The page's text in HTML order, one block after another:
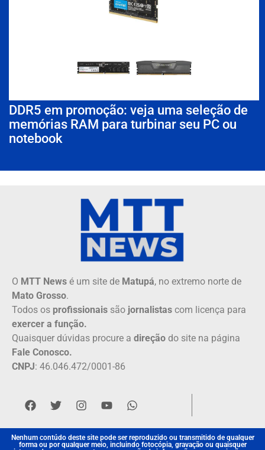
DDR5 em promoção: veja uma seleção de
memórias RAM para turbinar seu PC ou
notebook
O MTT News é um site de Matupá, no extremo norte de
Mato Grosso.
Todos os profissionais são jornalistas com licença para
exercer a função.
Quaisquer dúvidas procure a direção do site na página
Fale Conosco.
CNPJ: 46.046.472/0001-86
Nenhum contúdo deste site pode ser reproduzido ou transmitido de qualquer
forma ou por qualquer meio, incluindo fotocópia, gravação ou quaisquer